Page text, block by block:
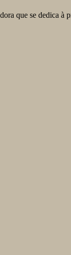
que se dedica à